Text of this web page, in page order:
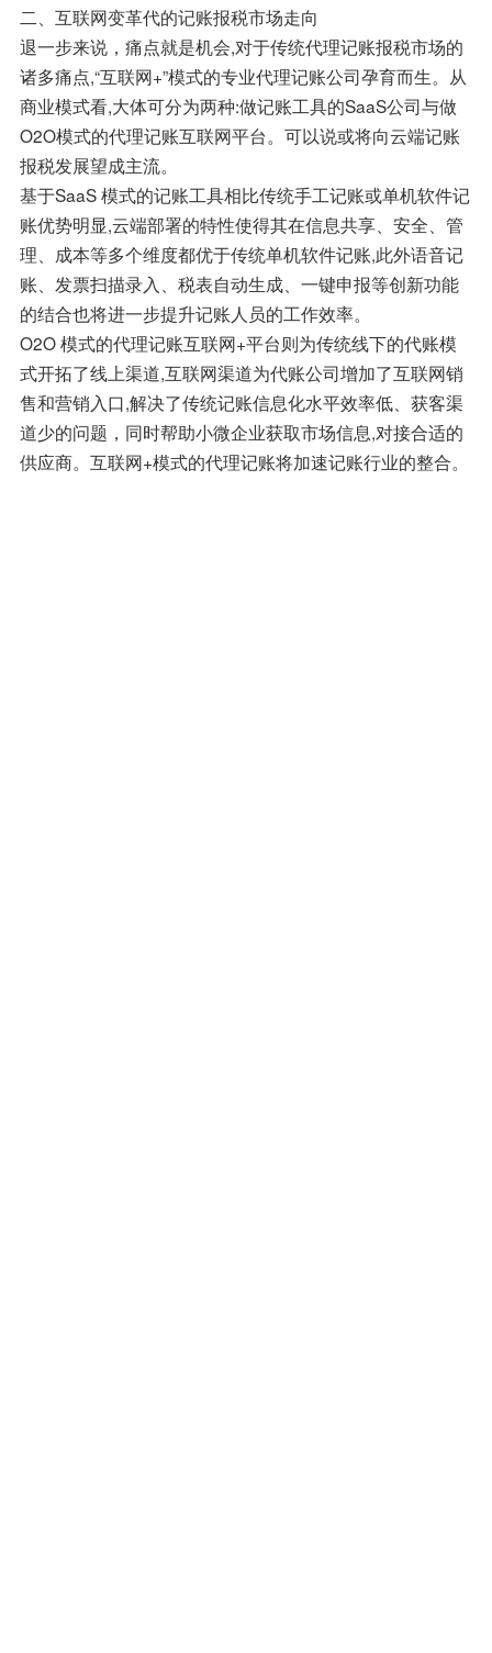
二、互联网变革代的记账报税市场走向
退一步来说，痛点就是机会,对于传统代理记账报税市场的
诸多痛点,“互联网+”模式的专业代理记账公司孕育而生。从
商业模式看,大体可分为两种:做记账工具的SaaS公司与做
O2O模式的代理记账互联网平台。可以说或将向云端记账
报税发展望成主流。
基于SaaS 模式的记账工具相比传统手工记账或单机软件记
账优势明显,云端部署的特性使得其在信息共享、安全、管
理、成本等多个维度都优于传统单机软件记账,此外语音记
账、发票扫描录入、税表自动生成、一键申报等创新功能
的结合也将进一步提升记账人员的工作效率。
O2O 模式的代理记账互联网+平台则为传统线下的代账模
式开拓了线上渠道,互联网渠道为代账公司增加了互联网销
售和营销入口,解决了传统记账信息化水平效率低、获客渠
道少的问题，同时帮助小微企业获取市场信息,对接合适的
供应商。互联网+模式的代理记账将加速记账行业的整合。